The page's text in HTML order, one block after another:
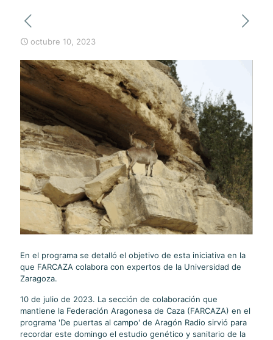
octubre 10, 2023
En el programa se detalló el objetivo de esta iniciativa en la
que FARCAZA colabora con expertos de la Universidad de
Zaragoza.
10 de julio de 2023. La sección de colaboración que
mantiene la Federación Aragonesa de Caza (FARCAZA) en el
programa 'De puertas al campo' de Aragón Radio sirvió para
recordar este domingo el estudio genético y sanitario de la